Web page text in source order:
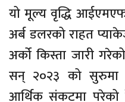
यो मूल्य वृद्धि
अर्ब डलरको राहत
अर्को किस्ता जारी
सन् २०२३ को सुरुमा
आर्थिक संकटमा परेको